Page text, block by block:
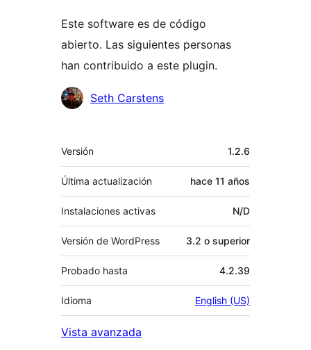
Este software es de código
abierto. Las siguientes personas
han contribuido a este plugin.
Colaboradores
Seth Carstens
Meta
Versión 1.2.6
Última actualización hace 11 años
Instalaciones activas N/D
Versión de WordPress 3.2 o superior
Probado hasta 4.2.39
Idioma English (US)
Vista avanzada